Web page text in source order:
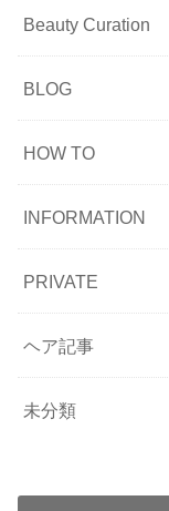
Beauty Curation
BLOG
HOW TO
INFORMATION
PRIVATE
ヘア記事
未分類